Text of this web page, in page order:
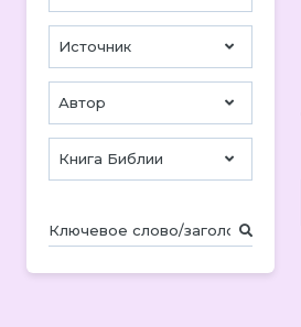
Источник
Автор
Книга Библии